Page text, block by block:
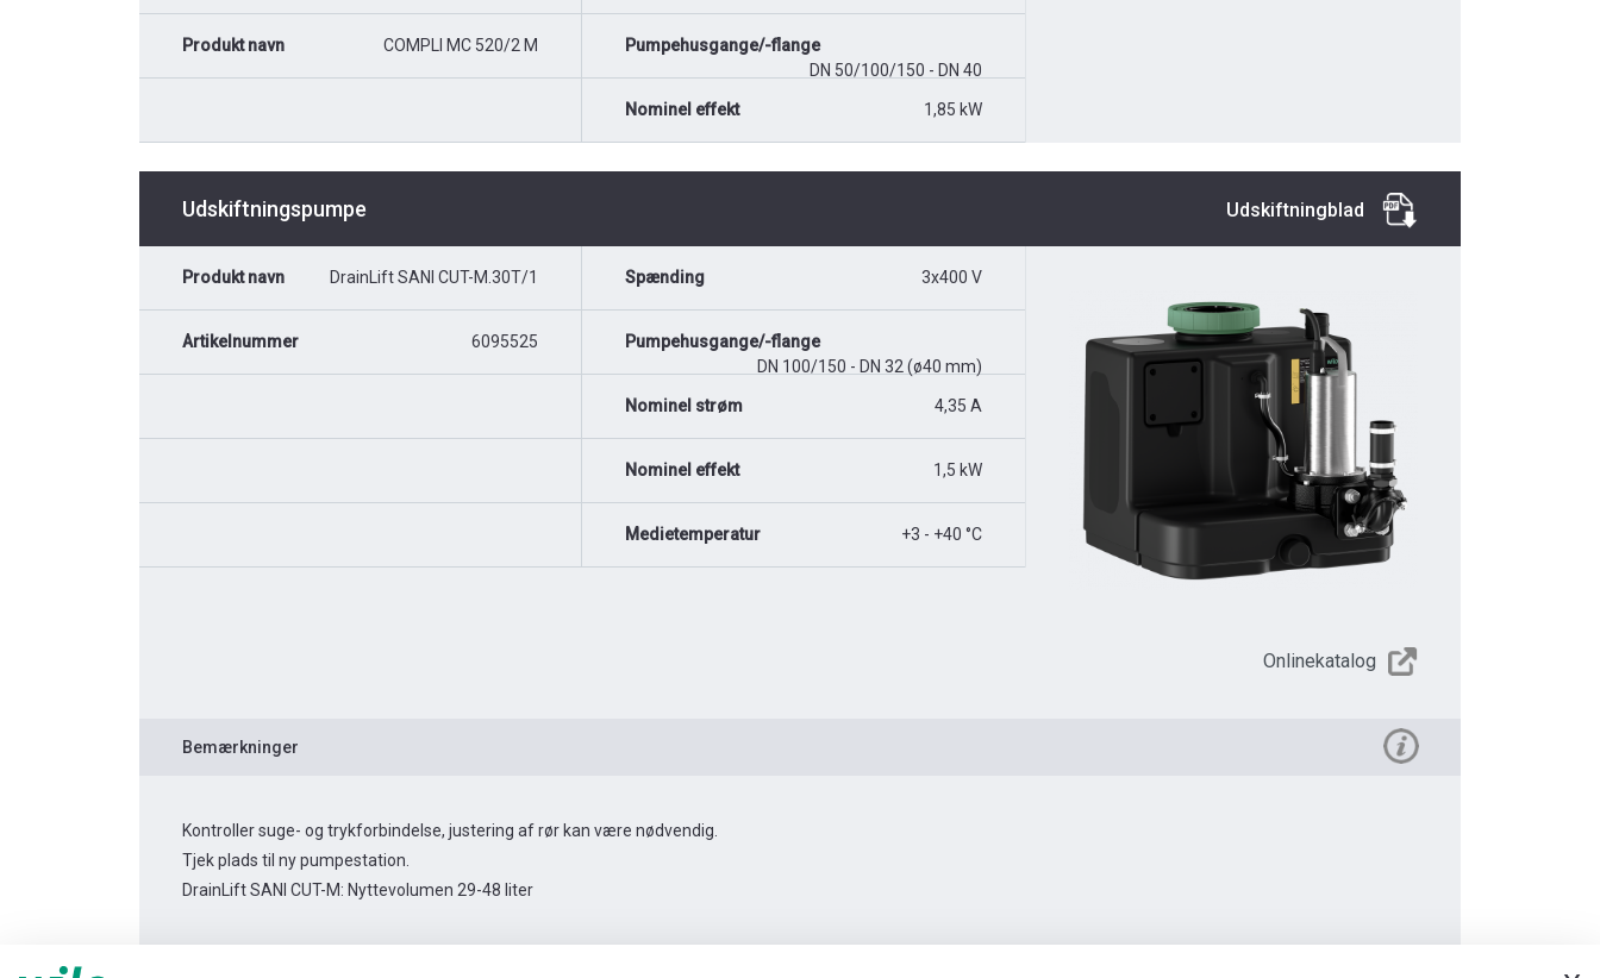
Produkt navn COMPLI MC 520/2 M
Pumpehusgange/-flange
DN 50/100/150 - DN 40
Nominel effekt 1,85 kW
Udskiftningspumpe Udskiftningblad
Produkt navn DrainLift SANI CUT-M.30T/1
Artikelnummer 6095525
Spænding 3x400 V
Pumpehusgange/-flange
DN 100/150 - DN 32 (ø40 mm)
Nominel strøm 4,35 A
Nominel effekt 1,5 kW
Medietemperatur +3 - +40 °C
Onlinekatalog
Bemærkninger
Kontroller suge- og trykforbindelse, justering af rør kan være nødvendig.
Tjek plads til ny pumpestation.
DrainLift SANI CUT-M: Nyttevolumen 29-48 liter